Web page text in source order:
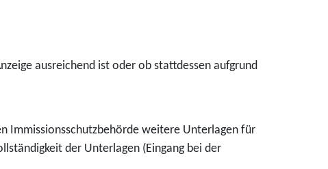
ausreichend ist oder ob stattdessen aufgrund
Immissionsschutzbehörde weitere Unterlagen für
der Unterlagen (Eingang bei der